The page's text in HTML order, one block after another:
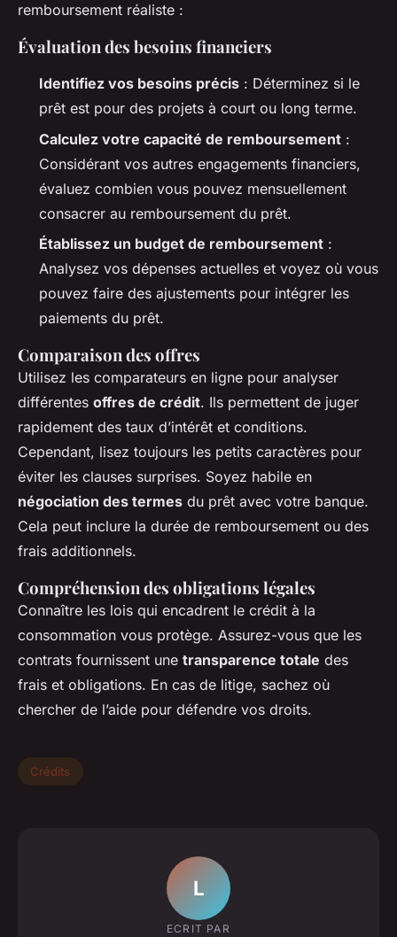
remboursement réaliste :
Évaluation des besoins financiers
Identifiez vos besoins précis : Déterminez si le
prêt est pour des projets à court ou long terme.
Calculez votre capacité de remboursement :
Considérant vos autres engagements financiers,
évaluez combien vous pouvez mensuellement
consacrer au remboursement du prêt.
Établissez un budget de remboursement :
Analysez vos dépenses actuelles et voyez où vous
pouvez faire des ajustements pour intégrer les
paiements du prêt.
Comparaison des offres
Utilisez les comparateurs en ligne pour analyser
différentes offres de crédit. Ils permettent de juger
rapidement des taux d’intérêt et conditions.
Cependant, lisez toujours les petits caractères pour
éviter les clauses surprises. Soyez habile en
négociation des termes du prêt avec votre banque.
Cela peut inclure la durée de remboursement ou des
frais additionnels.
Compréhension des obligations légales
Connaître les lois qui encadrent le crédit à la
consommation vous protège. Assurez-vous que les
contrats fournissent une transparence totale des
frais et obligations. En cas de litige, sachez où
chercher de l’aide pour défendre vos droits.
Crédits
L
ECRIT PAR